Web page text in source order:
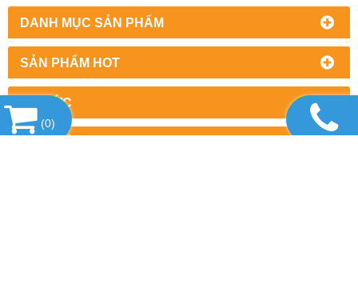
DANH MỤC SẢN PHẨM
SẢN PHẨM HOT
TIN TỨC
(0)